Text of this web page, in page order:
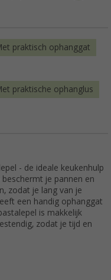
praktisch ophanggat
praktische ophanglus
- de ideale keukenhulp
je pannen en
zodat je lang van je
een handig ophanggat
is makkelijk
zodat je tijd en